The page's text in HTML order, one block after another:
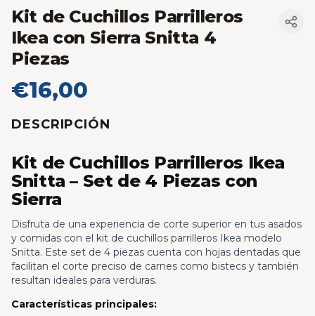
Kit de Cuchillos Parrilleros
Ikea con Sierra Snitta 4
Piezas
€16,00
DESCRIPCIÓN
Kit de Cuchillos Parrilleros Ikea
Snitta – Set de 4 Piezas con
Sierra
Disfruta de una experiencia de corte superior en tus asados
y comidas con el kit de cuchillos parrilleros Ikea modelo
Snitta. Este set de 4 piezas cuenta con hojas dentadas que
facilitan el corte preciso de carnes como bistecs y también
resultan ideales para verduras.
Características principales: